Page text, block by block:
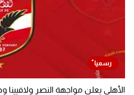
الأهلي يعلن مواجهة النصر ولافيينا